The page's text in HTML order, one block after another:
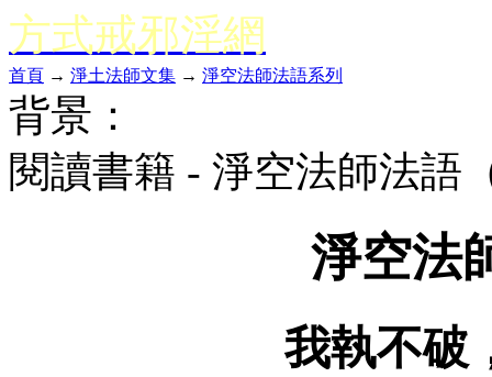
方式戒邪淫網
首頁 → 淨土法師文集 → 淨空法師法語系列
背景：
閱讀書籍 - 淨空法師法語
淨空法
我執不破